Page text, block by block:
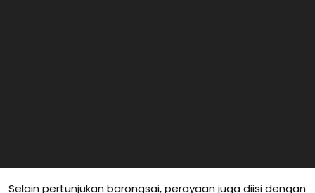
Selain pertunjukan barongsai, perayaan juga diisi dengan